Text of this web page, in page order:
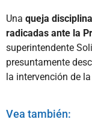
Una queja
radicadas ante la
superintendente
presuntamente
la intervención de
Vea también: